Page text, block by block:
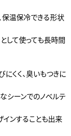
保温保冷できる形状
して使っても長時間
にくく、臭いもつきに
シーンでのノベルテ
インすることも出来